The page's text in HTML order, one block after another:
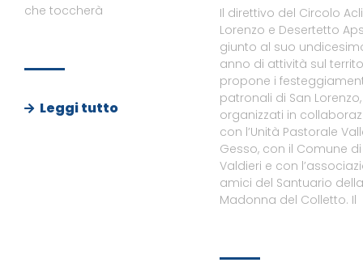
che toccherà
Leggi tutto
Il direttivo del Circolo
Lorenzo e Desertetto
giunto al suo
anno di attività sul
propone i
patronali di San Lorenzo,
organizzati in
con l’Unità Pastorale
Gesso, con il Comune di
Valdieri e con
amici del Santuario della
Madonna del Colletto. Il